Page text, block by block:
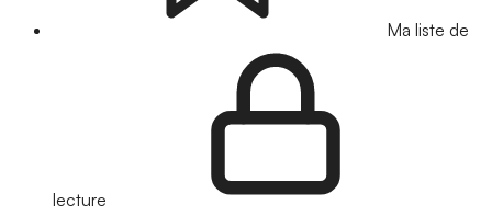
Ma liste de
lecture